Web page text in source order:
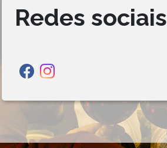
Redes sociais